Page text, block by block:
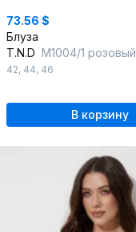
73.56 $
Блуза
T.N.D М1004/1 розовый
42, 44, 46
В корзину